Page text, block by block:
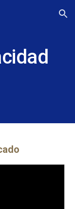
Skip to navigation